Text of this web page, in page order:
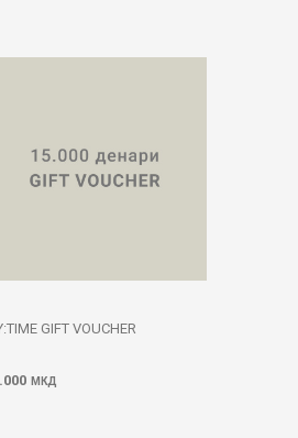
GIFT VOUCHER
МКД